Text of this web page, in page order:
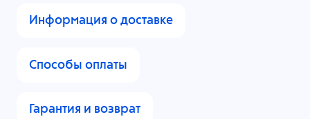
Информация о доставке
Способы оплаты
Гарантия и возврат